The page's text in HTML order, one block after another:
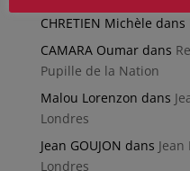
CHRETIEN Michèle dans
CAMARA Oumardans
Pupille de la Nation
Malou Lorenzon dans
Londres
Jean GOUJON dans
Londres